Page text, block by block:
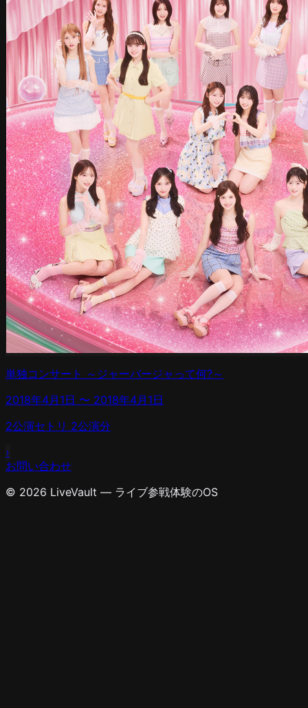
単独コンサート ～ジャーバージャって何?～
2018年4月1日 〜 2018年4月1日
2公演セトリ 2公演分
›
お問い合わせ
© 2026 LiveVault — ライブ参戦体験のOS